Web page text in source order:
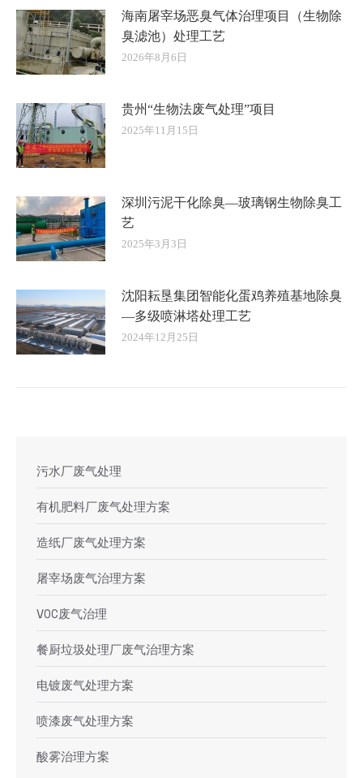
海南屠宰场恶臭气体治理项目（生物除
臭滤池）处理工艺
2026年8月6日
贵州“生物法废气处理”项目
2025年11月15日
深圳污泥干化除臭—玻璃钢生物除臭工
艺
2025年3月3日
沈阳耘垦集团智能化蛋鸡养殖基地除臭
—多级喷淋塔处理工艺
2024年12月25日
污水厂废气处理
有机肥料厂废气处理方案
造纸厂废气处理方案
屠宰场废气治理方案
VOC废气治理
餐厨垃圾处理厂废气治理方案
电镀废气处理方案
喷漆废气处理方案
酸雾治理方案